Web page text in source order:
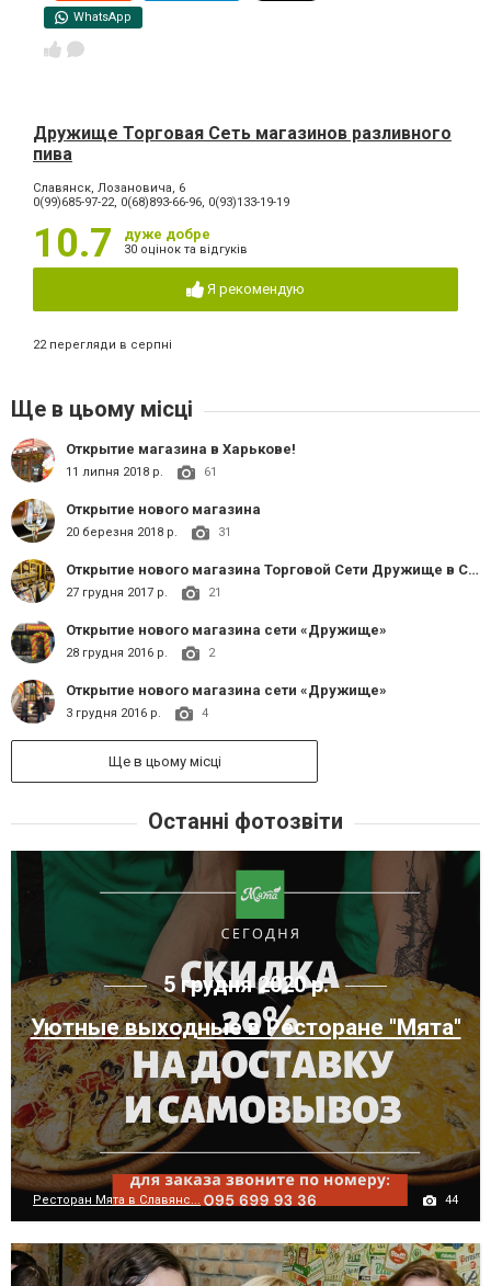
WhatsApp
Дружище Торговая Сеть магазинов разливного
пива
Славянск, Лозановича, 6
0(99)685-97-22, 0(68)893-66-96, 0(93)133-19-19
10.7 дуже добре
30 оцінок та відгуків
Я рекомендую
22 перегляди в серпні
Ще в цьому місці
Открытие магазина в Харькове!
11 липня 2018 р. 61
Открытие нового магазина
20 березня 2018 р. 31
Открытие нового магазина Торговой Сети Дружище в Славянске
27 грудня 2017 р. 21
Открытие нового магазина сети «Дружище»
28 грудня 2016 р. 2
Открытие нового магазина сети «Дружище»
3 грудня 2016 р. 4
Ще в цьому місці
Останні фотозвіти
5 грудня 2020 р.
Уютные выходные в Ресторане "Мята"
Ресторан Мята в Славянс... 44